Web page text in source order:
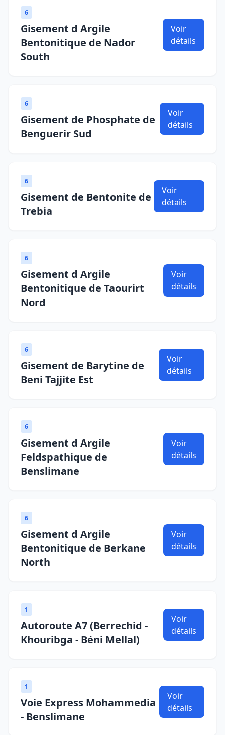
6
Gisement d Argile
Bentonitique de Nador
South
Voir
détails
6
Gisement de Phosphate de
Benguerir Sud
Voir
détails
6
Gisement de Bentonite de
Trebia
Voir
détails
6
Gisement d Argile
Bentonitique de Taourirt
Nord
Voir
détails
6
Gisement de Barytine de
Beni Tajjite Est
Voir
détails
6
Gisement d Argile
Feldspathique de
Benslimane
Voir
détails
6
Gisement d Argile
Bentonitique de Berkane
North
Voir
détails
1
Autoroute A7 (Berrechid -
Khouribga - Béni Mellal)
Voir
détails
1
Voie Express Mohammedia
- Benslimane
Voir
détails